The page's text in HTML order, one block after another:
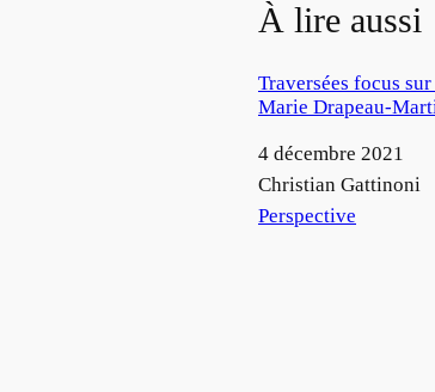
À lire aussi
Traversées focus
Marie Drapeau-
Date
4 décembre 2021
Auteur
Christian Gattinoni
Par rapport à
Perspective